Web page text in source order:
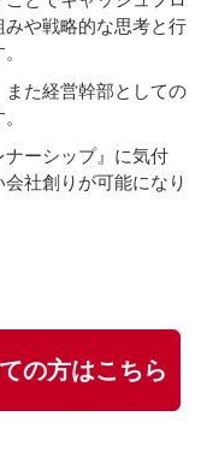
や戦略的な思考と行
た経営幹部としての
ナーシップ』に気付
社創りが可能になり
の方はこちら